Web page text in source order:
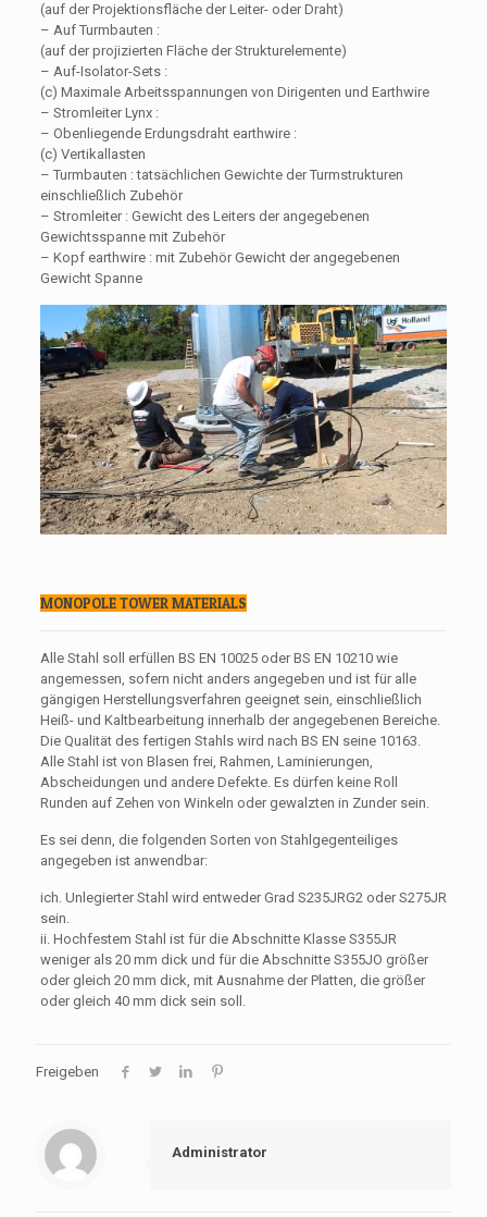
(auf der Projektionsfläche der Leiter- oder Draht)
– Auf Turmbauten :
(auf der projizierten Fläche der Strukturelemente)
– Auf-Isolator-Sets :
(c) Maximale Arbeitsspannungen von Dirigenten und Earthwire
– Stromleiter Lynx :
– Obenliegende Erdungsdraht earthwire :
(c) Vertikallasten
– Turmbauten : tatsächlichen Gewichte der Turmstrukturen
einschließlich Zubehör
– Stromleiter : Gewicht des Leiters der angegebenen
Gewichtsspanne mit Zubehör
– Kopf earthwire : mit Zubehör Gewicht der angegebenen
Gewicht Spanne
MONOPOLE TOWER MATERIALS
Alle Stahl soll erfüllen BS EN 10025 oder BS EN 10210 wie
angemessen, sofern nicht anders angegeben und ist für alle
gängigen Herstellungsverfahren geeignet sein, einschließlich
Heiß- und Kaltbearbeitung innerhalb der angegebenen Bereiche.
Die Qualität des fertigen Stahls wird nach BS EN seine 10163.
Alle Stahl ist von Blasen frei, Rahmen, Laminierungen,
Abscheidungen und andere Defekte. Es dürfen keine Roll
Runden auf Zehen von Winkeln oder gewalzten in Zunder sein.
Es sei denn, die folgenden Sorten von Stahlgegenteiliges
angegeben ist anwendbar:
ich. Unlegierter Stahl wird entweder Grad S235JRG2 oder S275JR
sein.
ii. Hochfestem Stahl ist für die Abschnitte Klasse S355JR
weniger als 20 mm dick und für die Abschnitte S355JO größer
oder gleich 20 mm dick, mit Ausnahme der Platten, die größer
oder gleich 40 mm dick sein soll.
Freigeben
Administrator